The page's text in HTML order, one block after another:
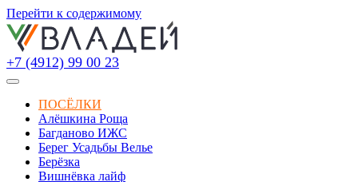
Перейти к содержимому
+7 (4912) 99 00 23
ПОСЁЛКИ
Алёшкина Роща
Багданово ИЖС
Берег Усадьбы Велье
Берёзка
Вишнёвка лайф